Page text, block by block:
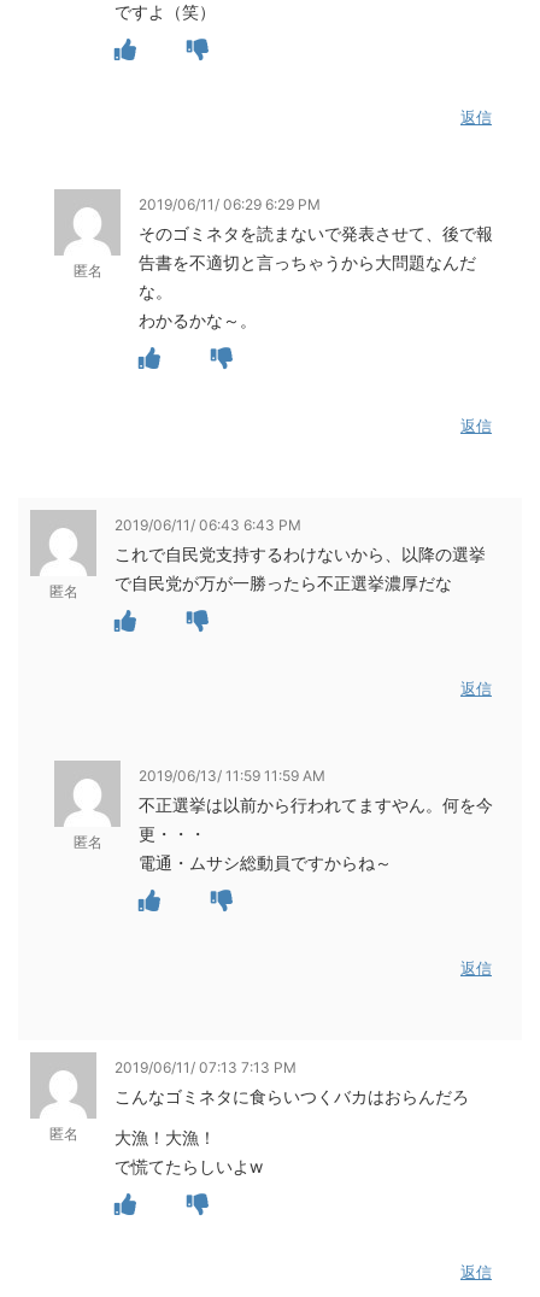
ですよ（笑）
返信
匿名
2019/06/11/ 06:29 6:29 PM
そのゴミネタを読まないで発表させて、後で報
告書を不適切と言っちゃうから大問題なんだ
な。
わかるかな～。
返信
匿名
2019/06/11/ 06:43 6:43 PM
これで自民党支持するわけないから、以降の選挙
で自民党が万が一勝ったら不正選挙濃厚だな
返信
匿名
2019/06/13/ 11:59 11:59 AM
不正選挙は以前から行われてますやん。何を今
更・・・
電通・ムサシ総動員ですからね～
返信
匿名
2019/06/11/ 07:13 7:13 PM
こんなゴミネタに食らいつくバカはおらんだろ
大漁！大漁！
で慌てたらしいよw
返信